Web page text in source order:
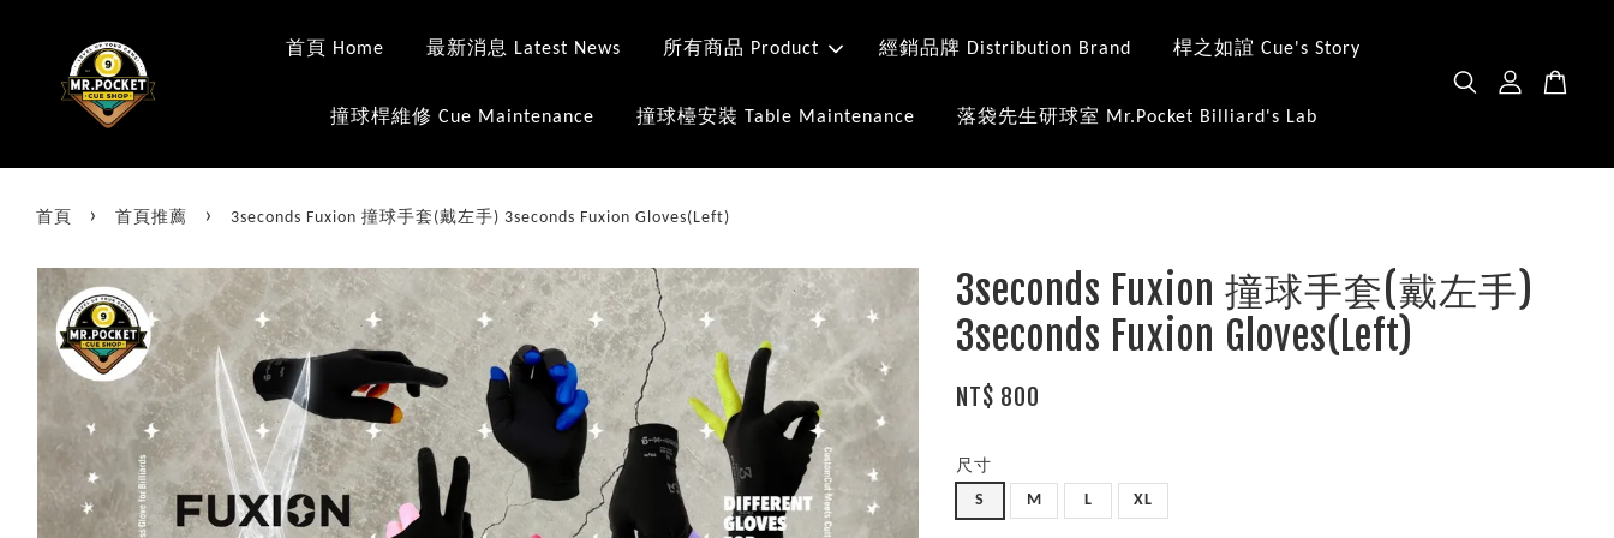
首頁 Home 最新消息 Latest News 所有商品 Product 經銷品牌 Distribution Brand 桿之如誼 Cue's Story
撞球桿維修 Cue Maintenance 撞球檯安裝 Table Maintenance 落袋先生研球室 Mr.Pocket Billiard's Lab
首頁 › 首頁推薦 › 3seconds Fuxion 撞球手套(戴左手) 3seconds Fuxion Gloves(Left)
3seconds Fuxion 撞球手套(戴左手)
3seconds Fuxion Gloves(Left)
NT$ 800
尺寸
S
M L XL